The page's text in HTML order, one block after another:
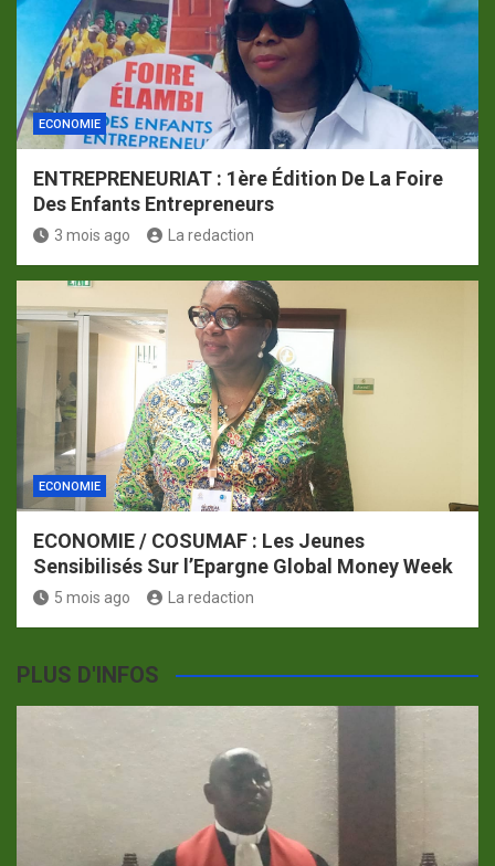
ECONOMIE
ENTREPRENEURIAT : 1ère Édition De La Foire
Des Enfants Entrepreneurs
3 mois ago La redaction
ECONOMIE
ECONOMIE / COSUMAF : Les Jeunes
Sensibilisés Sur l’Epargne Global Money Week
5 mois ago La redaction
PLUS D'INFOS